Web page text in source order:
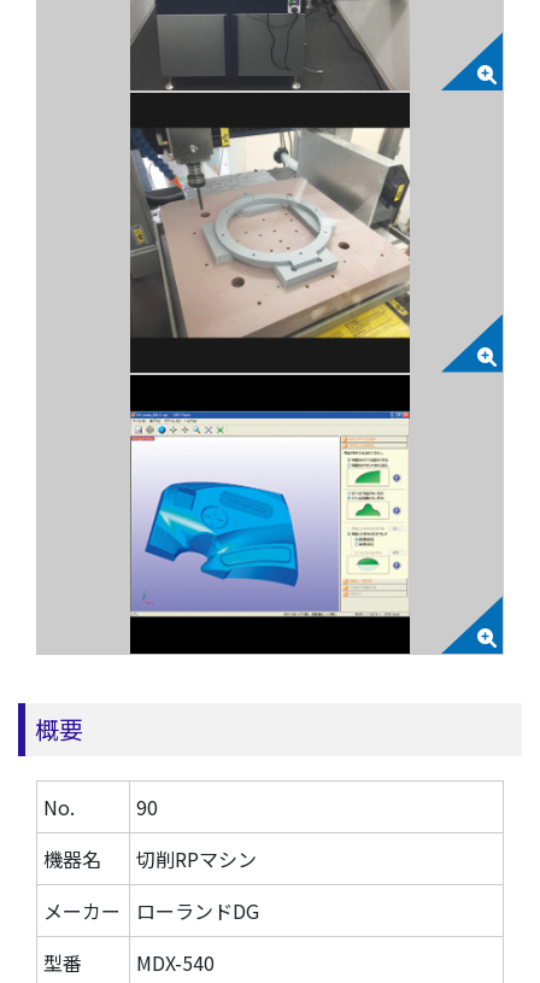
概要
No.
90
機器名
切削RPマシン
メーカー
ローランドDG
型番
MDX-540